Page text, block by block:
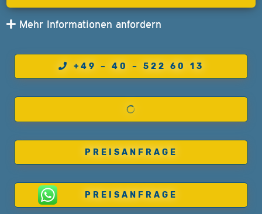
Mehr Informationen anfordern
+49 – 40 – 522 60 13
PREISANFRAGE
PREISANFRAGE